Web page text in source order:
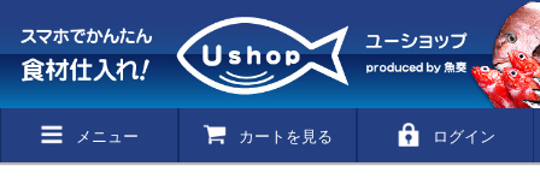
メニュー カートを見る ログイン